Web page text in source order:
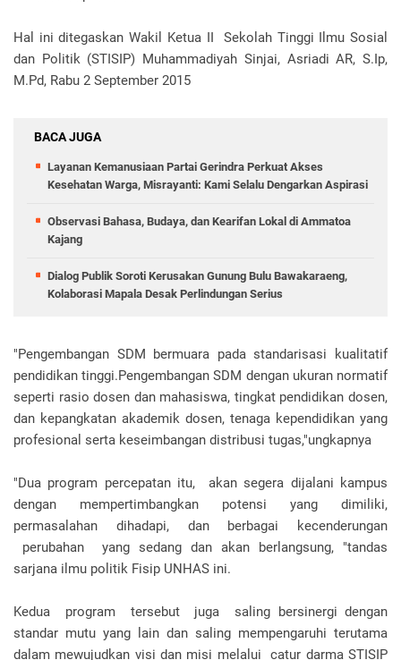
Hal ini ditegaskan Wakil Ketua II Sekolah Tinggi Ilmu Sosial
dan Politik (STISIP) Muhammadiyah Sinjai, Asriadi AR, S.Ip,
M.Pd, Rabu 2 September 2015
BACA JUGA
Layanan Kemanusiaan Partai Gerindra Perkuat Akses
Kesehatan Warga, Misrayanti: Kami Selalu Dengarkan Aspirasi
Observasi Bahasa, Budaya, dan Kearifan Lokal di Ammatoa
Kajang
Dialog Publik Soroti Kerusakan Gunung Bulu Bawakaraeng,
Kolaborasi Mapala Desak Perlindungan Serius
"Pengembangan SDM bermuara pada standarisasi kualitatif
pendidikan tinggi.Pengembangan SDM dengan ukuran normatif
seperti rasio dosen dan mahasiswa, tingkat pendidikan dosen,
dan kepangkatan akademik dosen, tenaga kependidikan yang
profesional serta keseimbangan distribusi tugas,"ungkapnya
"Dua program percepatan itu, akan segera dijalani kampus
dengan mempertimbangkan potensi yang dimiliki,
permasalahan dihadapi, dan berbagai kecenderungan
perubahan yang sedang dan akan berlangsung, "tandas
sarjana ilmu politik Fisip UNHAS ini.
Kedua program tersebut juga saling bersinergi dengan
standar mutu yang lain dan saling mempengaruhi terutama
dalam mewujudkan visi dan misi melalui catur darma STISIP